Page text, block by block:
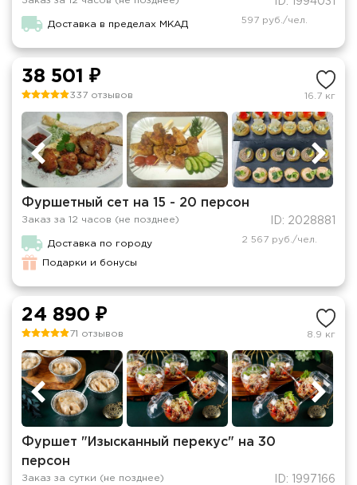
Доставка в пределах МКАД 597 руб./чел.
38 501 ₽
337 отзывов 16.7 кг
Фуршетный сет на 15 - 20 персон
Заказ за 12 часов (не позднее) ID: 2028881
Доставка по городу
Подарки и бонусы
2 567 руб./чел.
24 890 ₽
71 отзывов 8.9 кг
Фуршет "Изысканный перекус" на 30
персон
Заказ за сутки (не позднее) ID: 1997166